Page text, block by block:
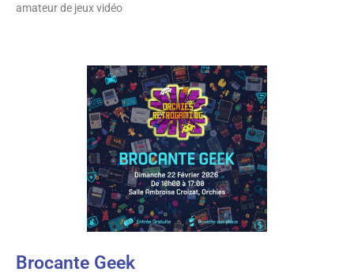
amateur de jeux vidéo
Brocante Geek